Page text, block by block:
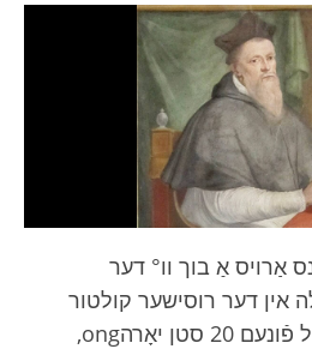
אַרויס אַ בוך וו° דער
אין דער רוסישער קולטור
במשך פֿונעם ערשטןיטל פֿונעם 20 סטן יאָרהong,